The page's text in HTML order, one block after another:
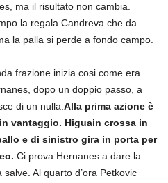
ma il risultato non cambia.
la regala Candreva che da
la palla si perde a fondo campo.
frazione inizia cosi come era
dopo un doppio passo, a
di un nulla.Alla prima azione è
vantaggio. Higuain crossa in
e di sinistro gira in porta per
Ci prova Hernanes a dare la
Al quarto d’ora Petkovic